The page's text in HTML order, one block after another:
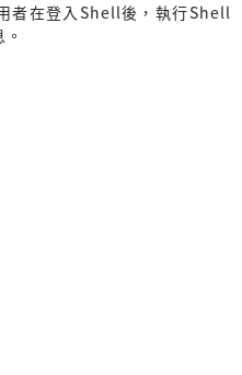
者在登入Shell後，執行Shell